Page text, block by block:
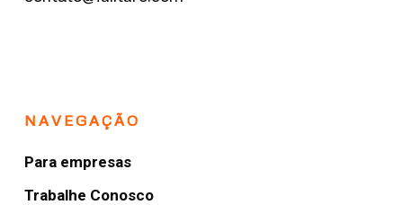
NAVEGAÇÃO
Para empresas
Trabalhe Conosco